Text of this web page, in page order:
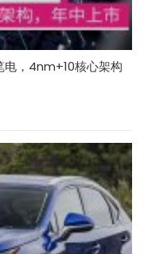
，4nm+10核心架构